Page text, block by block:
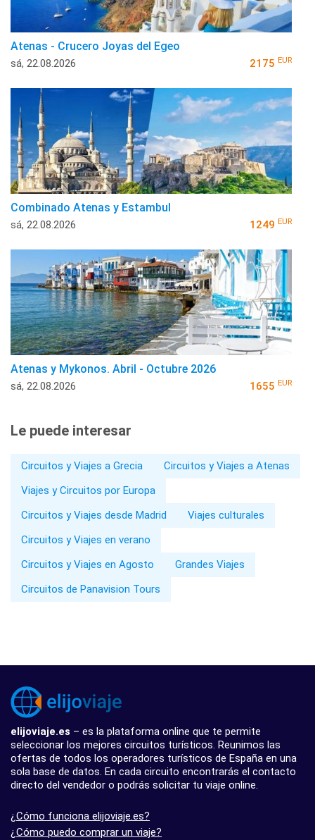
Atenas - Crucero Joyas del Egeo
sá, 22.08.2026 2175 EUR
Combinado Atenas y Estambul
sá, 22.08.2026 1249 EUR
Atenas y Mykonos. Abril - Octubre 2026
sá, 22.08.2026 1655 EUR
Le puede interesar
Circuitos y Viajes a Grecia
Circuitos y Viajes a Atenas
Viajes y Circuitos por Europa
Circuitos y Viajes desde Madrid
Viajes culturales
Circuitos y Viajes en verano
Circuitos y Viajes en Agosto
Grandes Viajes
Circuitos de Panavision Tours
elijoviaje.es – es la plataforma online que te permite
seleccionar los mejores circuitos turísticos. Reunimos las
ofertas de todos los operadores turísticos de España en una
sola base de datos. En cada circuito encontrarás el contacto
directo del vendedor o podrás solicitar tu viaje online.
¿Cómo funciona elijoviaje.es?
¿Cómo puedo comprar un viaje?